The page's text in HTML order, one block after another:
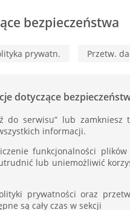
bezpieczeństwa
prywatn. Przetw.
dotyczące
do serwisu” lub zamkniesz
informacji.
funkcjonalności plików
lub uniemożliwić
prywatności oraz
są cały czas w sekcji